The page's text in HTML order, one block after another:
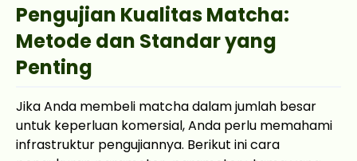
Pengujian Kualitas Matcha:
Metode dan Standar yang
Penting
Jika Anda membeli matcha dalam jumlah besar
untuk keperluan komersial, Anda perlu memahami
infrastruktur pengujiannya. Berikut ini cara